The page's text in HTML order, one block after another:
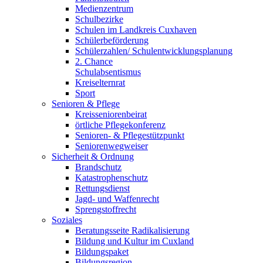
Medienzentrum
Schulbezirke
Schulen im Landkreis Cuxhaven
Schülerbeförderung
Schülerzahlen/ Schulentwicklungsplanung
2. Chance
Schulabsentismus
Kreiselternrat
Sport
Senioren & Pflege
Kreisseniorenbeirat
örtliche Pflegekonferenz
Senioren- & Pflegestützpunkt
Seniorenwegweiser
Sicherheit & Ordnung
Brandschutz
Katastrophenschutz
Rettungsdienst
Jagd- und Waffenrecht
Sprengstoffrecht
Soziales
Beratungsseite Radikalisierung
Bildung und Kultur im Cuxland
Bildungspaket